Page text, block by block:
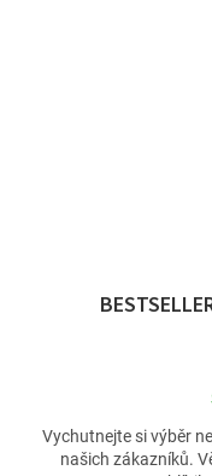
Vychutnejte si výběr
našich zákazníků.